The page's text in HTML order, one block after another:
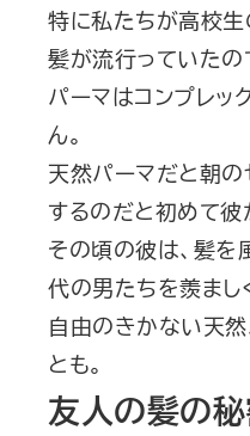
特に私たちが高校生
髪が流行っていたの
パーマはコンプレッ
ん。
天然パーマだと朝の
するのだと初めて彼
その頃の彼は、髪を
代の男たちを羨まし
自由のきかない天然
とも。
友人の髪の